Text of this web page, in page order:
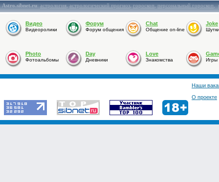
Astro.sibnet.ru:астрология,астрологический прогноз,гороскоп,персональный гороскоп,
Видео
Видеоролики
Форум
Форум общения
Chat
Общение on-line
Joke
Photo
Фотоальбомы
Day
Дневники
Love
Знакомства Игры
Наши
О проекте